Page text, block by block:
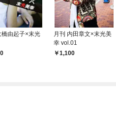
橋由起子×末光
月刊 内田章文×末光美
幸 vol.01
1,100